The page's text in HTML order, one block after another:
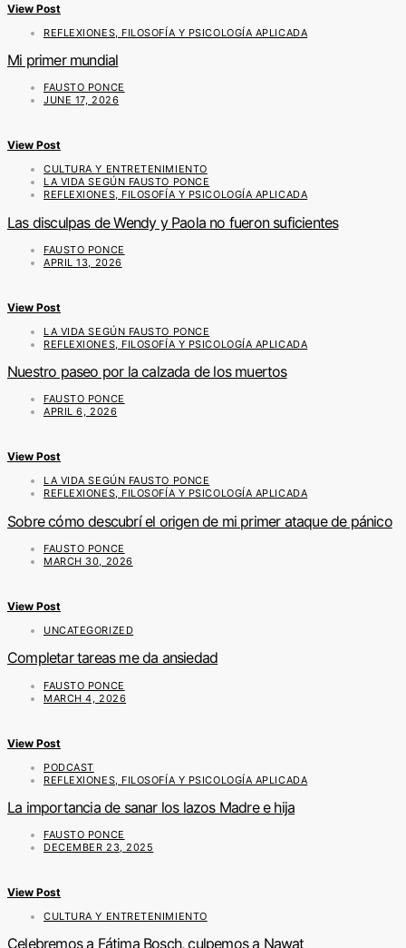
View Post
REFLEXIONES, FILOSOFÍA Y PSICOLOGÍA APLICADA
Mi primer mundial
FAUSTO PONCE
JUNE 17, 2026
View Post
CULTURA Y ENTRETENIMIENTO
LA VIDA SEGÚN FAUSTO PONCE
REFLEXIONES, FILOSOFÍA Y PSICOLOGÍA APLICADA
Las disculpas de Wendy y Paola no fueron suficientes
FAUSTO PONCE
APRIL 13, 2026
View Post
LA VIDA SEGÚN FAUSTO PONCE
REFLEXIONES, FILOSOFÍA Y PSICOLOGÍA APLICADA
Nuestro paseo por la calzada de los muertos
FAUSTO PONCE
APRIL 6, 2026
View Post
LA VIDA SEGÚN FAUSTO PONCE
REFLEXIONES, FILOSOFÍA Y PSICOLOGÍA APLICADA
Sobre cómo descubrí el origen de mi primer ataque de pánico
FAUSTO PONCE
MARCH 30, 2026
View Post
UNCATEGORIZED
Completar tareas me da ansiedad
FAUSTO PONCE
MARCH 4, 2026
View Post
PODCAST
REFLEXIONES, FILOSOFÍA Y PSICOLOGÍA APLICADA
La importancia de sanar los lazos Madre e hija
FAUSTO PONCE
DECEMBER 23, 2025
View Post
CULTURA Y ENTRETENIMIENTO
Celebremos a Fátima Bosch, culpemos a Nawat